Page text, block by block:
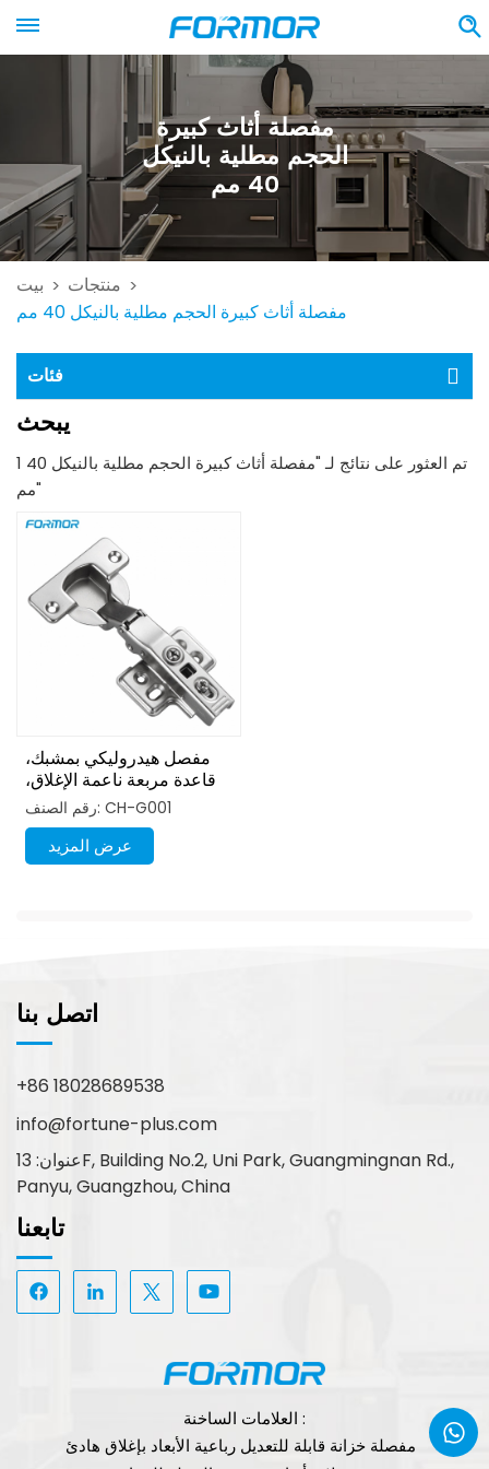
مفصلة أثاث كبيرة
الحجم مطلية بالنيكل
40 مم
بيت > منتجات >
مفصلة أثاث كبيرة الحجم مطلية بالنيكل 40 مم
فئات
يبحث
1 تم العثور على نتائج لـ "مفصلة أثاث كبيرة الحجم مطلية بالنيكل 40
مم"
مفصل هيدروليكي بمشبك،
قاعدة مربعة ناعمة الإغلاق،
مقاس 40 مم
رقم الصنف: CH-G001
عرض المزيد
اتصل بنا
+86 18028689538
info@fortune-plus.com
عنوان: 13F, Building No.2, Uni Park, Guangmingnan Rd.,
Panyu, Guangzhou, China
تابعنا
العلامات الساخنة :
مفصلة خزانة قابلة للتعديل رباعية الأبعاد بإغلاق هادئ